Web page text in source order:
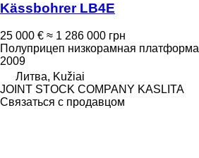
Kässbohrer LB4E
25 000 € ≈ 1 286 000 грн
Полуприцеп низкорамная платформа
2009
Литва, Kužiai
JOINT STOCK COMPANY KASLITA
Связаться с продавцом